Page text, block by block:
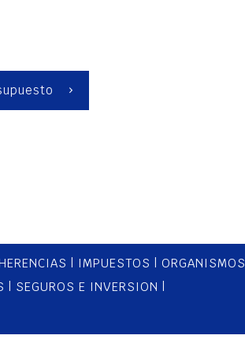
IMPUESTOS
SEGUROS E INVERSION